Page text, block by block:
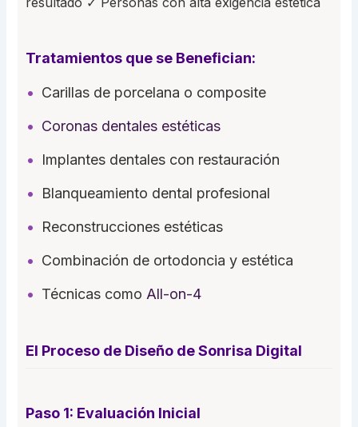
Tratamientos que se Benefician:
Carillas de porcelana o composite
Coronas dentales estéticas
Implantes dentales con restauración
Blanqueamiento dental profesional
Reconstrucciones estéticas
Combinación de ortodoncia y estética
Técnicas como All-on-4
El Proceso de Diseño de Sonrisa Digital
Paso 1: Evaluación Inicial